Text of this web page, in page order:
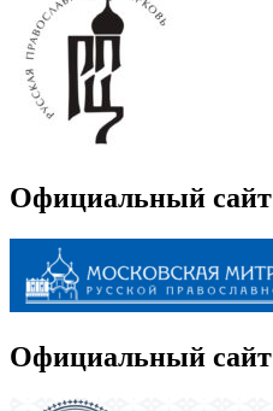
Официальный сайт
Официальный сайт